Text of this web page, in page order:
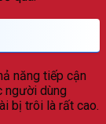
năng tiếp cận
người dùng
bị trôi là rất cao.